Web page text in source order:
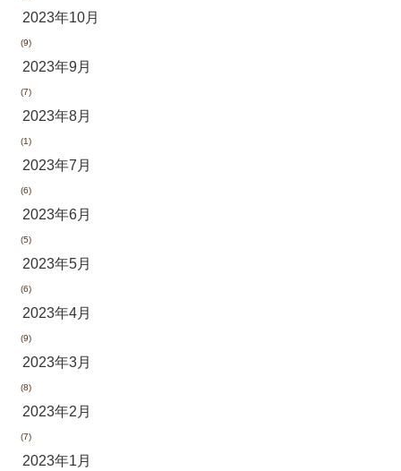
2023年10月
(9)
2023年9月
(7)
2023年8月
(1)
2023年7月
(6)
2023年6月
(5)
2023年5月
(6)
2023年4月
(9)
2023年3月
(8)
2023年2月
(7)
2023年1月